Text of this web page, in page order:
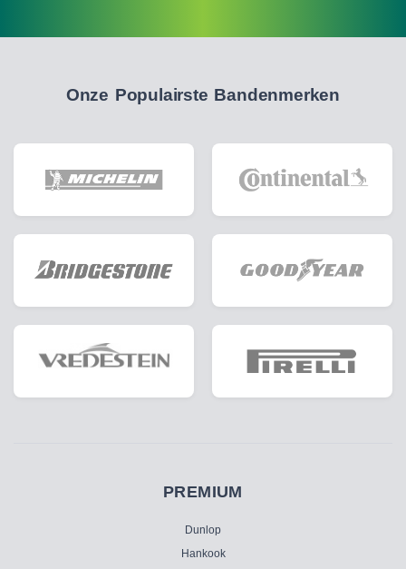
Onze Populairste Bandenmerken
PREMIUM
Dunlop
Hankook